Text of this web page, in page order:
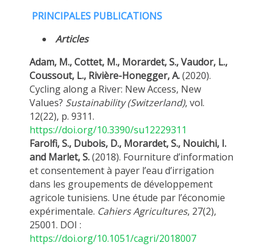
PRINCIPALES PUBLICATIONS
Articles
Adam, M., Cottet, M., Morardet, S., Vaudor, L.,
Coussout, L., Rivière-Honegger, A.(2020).
Cycling along a River: New Access, New
Values? Sustainability (Switzerland), vol.
12(22), p. 9311.
https://doi.org/10.3390/su12229311
Farolfi, S., Dubois, D., Morardet, S., Nouichi, I.
and Marlet, S.(2018). Fourniture d’information
et consentement à payer l’eau d’irrigation
dans les groupements de développement
agricole tunisiens. Une étude par l’économie
expérimentale. Cahiers Agricultures, 27(2),
25001. DOI :
https://doi.org/10.1051/cagri/2018007